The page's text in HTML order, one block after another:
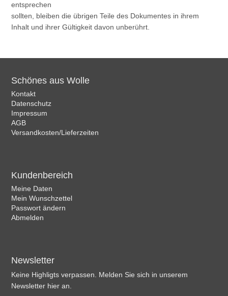
entsprechen
sollten, bleiben die übrigen Teile des Dokumentes in ihrem
Inhalt und ihrer Gültigkeit davon unberührt.
Schönes aus Wolle
Kontakt
Datenschutz
Impressum
AGB
Versandkosten/Lieferzeiten
Kundenbereich
Meine Daten
Mein Wunschzettel
Passwort ändern
Abmelden
Newsletter
Keine Highligts verpassen. Melden Sie sich in unserem
Newsletter hier an.